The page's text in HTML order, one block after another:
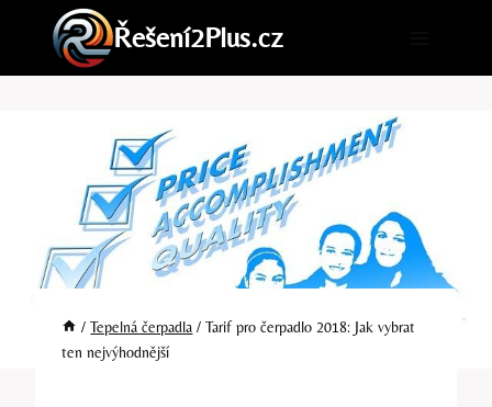
Přeskočit
obsah
Řešení2Plus.cz
/ Tepelná čerpadla / Tarif pro čerpadlo 2018: Jak vybrat
ten nejvýhodnější